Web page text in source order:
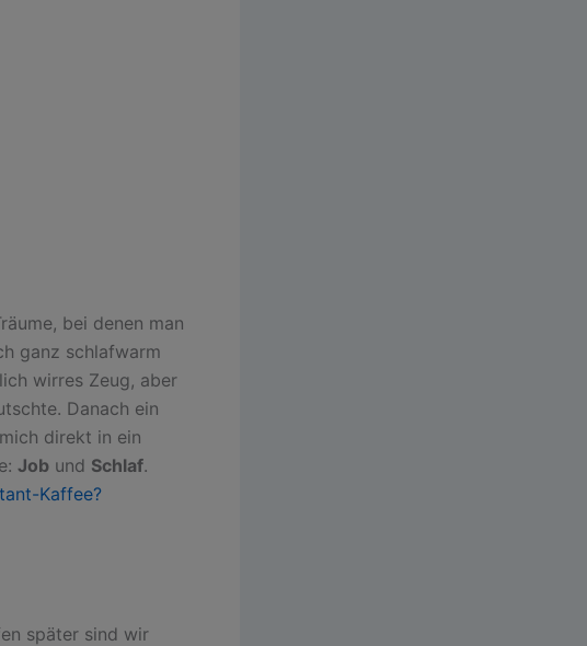
bei denen man
ganz schlafwarm
wirres Zeug, aber
Danach ein
direkt in ein
Job und Schlaf.
Kaffee?
später sind wir